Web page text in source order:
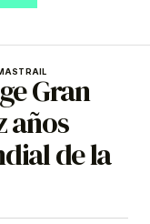
TRAILGran
años
de la